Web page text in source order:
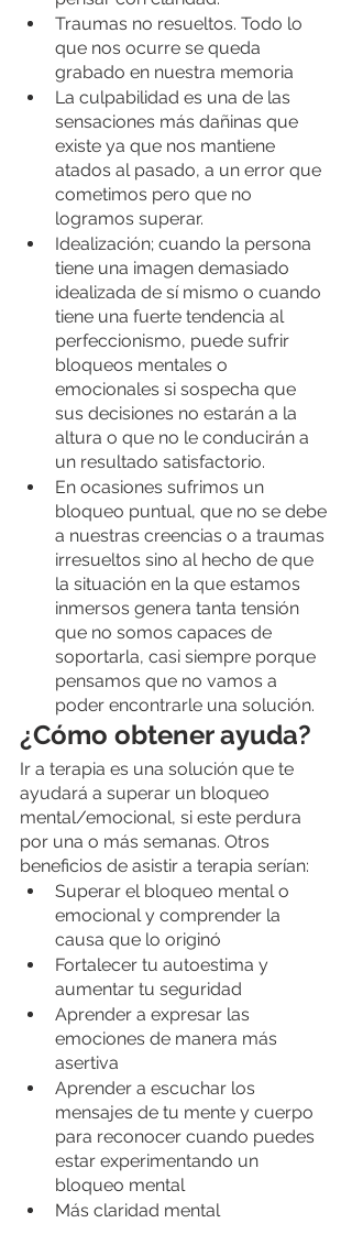
Traumas no resueltos. Todo lo
que nos ocurre se queda
grabado en nuestra memoria
La culpabilidad es una de las
sensaciones más dañinas que
existe ya que nos mantiene
atados al pasado, a un error que
cometimos pero que no
logramos superar.
Idealización; cuando la persona
tiene una imagen demasiado
idealizada de sí mismo o cuando
tiene una fuerte tendencia al
perfeccionismo, puede sufrir
bloqueos mentales o
emocionales si sospecha que
sus decisiones no estarán a la
altura o que no le conducirán a
un resultado satisfactorio.
En ocasiones sufrimos un
bloqueo puntual, que no se debe
a nuestras creencias o a traumas
irresueltos sino al hecho de que
la situación en la que estamos
inmersos genera tanta tensión
que no somos capaces de
soportarla, casi siempre porque
pensamos que no vamos a
poder encontrarle una solución.
¿Cómo obtener ayuda?
Ir a terapia es una solución que te
ayudará a superar un bloqueo
mental/emocional, si este perdura
por una o más semanas. Otros
beneficios de asistir a terapia serían:
Superar el bloqueo mental o
emocional y comprender la
causa que lo originó
Fortalecer tu autoestima y
aumentar tu seguridad
Aprender a expresar las
emociones de manera más
asertiva
Aprender a escuchar los
mensajes de tu mente y cuerpo
para reconocer cuando puedes
estar experimentando un
bloqueo mental
Más claridad mental